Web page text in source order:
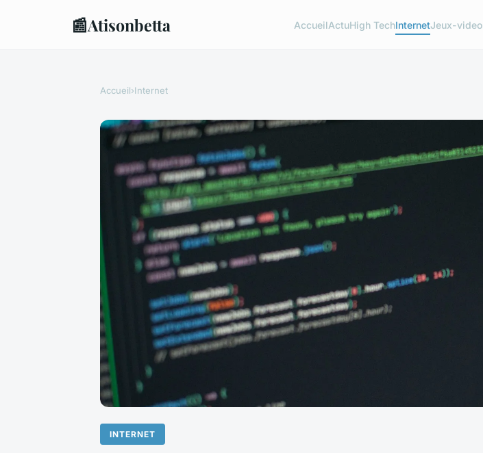
📰Atisonbetta AccueilActuHigh TechInternetJeux-video
Accueil›Internet
INTERNET